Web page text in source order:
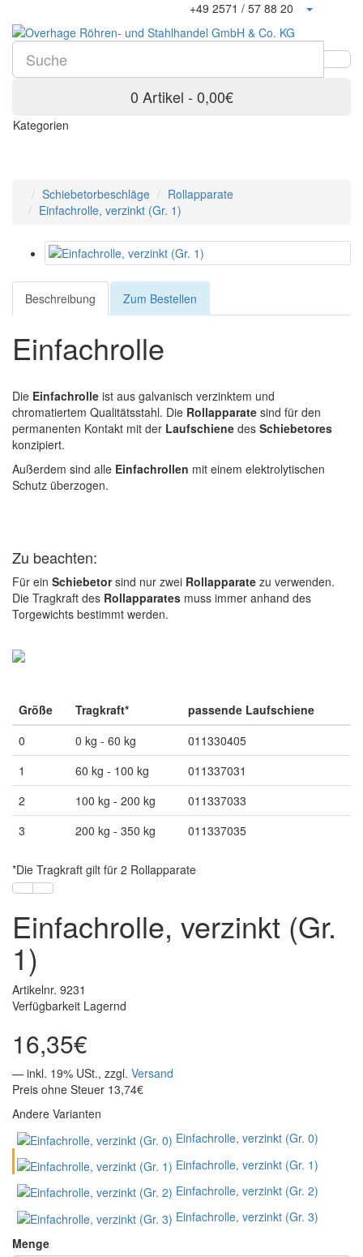
+49 2571 / 57 88 20
0 Artikel - 0,00€
Kategorien
Schiebetorbeschläge
Rollapparate
Einfachrolle, verzinkt (Gr. 1)
Beschreibung Zum Bestellen
Einfachrolle
Die Einfachrolle ist aus galvanisch verzinktem und
chromatiertem Qualitätsstahl. Die Rollapparate sind für den
permanenten Kontakt mit der Laufschiene des Schiebetores
konzipiert.
Außerdem sind alle Einfachrollen mit einem elektrolytischen
Schutz überzogen.
Zu beachten:
Für ein Schiebetorsind nur zwei Rollapparate zu verwenden.
Die Tragkraft des Rollapparates muss immer anhand des
Torgewichts bestimmt werden.
Größe Tragkraft*
passende Laufschiene
0
0 kg - 60 kg
011330405
1
60 kg - 100 kg
011337031
2
100 kg - 200 kg
011337033
3
200 kg - 350 kg 011337035
*Die Tragkraft gilt für 2 Rollapparate
Einfachrolle, verzinkt (Gr.
1)
Artikelnr. 9231
Verfügbarkeit Lagernd
16,35€
— inkl. 19% USt., zzgl. Versand
Preis ohne Steuer 13,74€
Andere Varianten
Einfachrolle, verzinkt (Gr. 0)
Einfachrolle, verzinkt (Gr. 1)
Einfachrolle, verzinkt (Gr. 2)
Einfachrolle, verzinkt (Gr. 3)
Menge